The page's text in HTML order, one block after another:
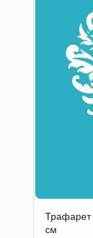
Трафарет
см